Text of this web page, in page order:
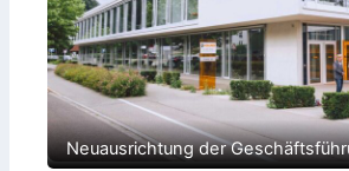
Neuausrichtung der